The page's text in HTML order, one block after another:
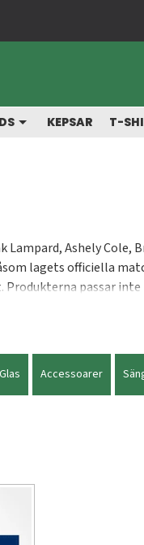
KEPSAR T-
Ashely Cole,
lagets officiella
passar
Accessoarer